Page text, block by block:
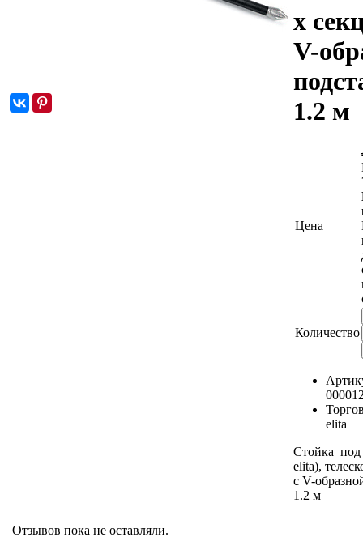
х
V-
1.2 м
Цена
Количество
elita
Стойка
elita),
с V-
1.2 м
Отзывов пока не оставляли.